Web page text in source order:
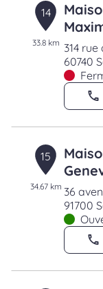
14
33.8 km 314
60740
15
34.67 km 36
91700